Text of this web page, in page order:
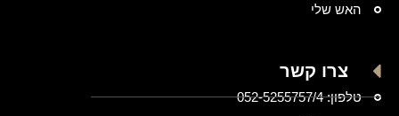
האש שלי
צרו קשר
טלפון: 052-5255757/4